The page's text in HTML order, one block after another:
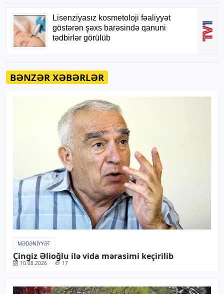
BƏNZƏR XƏBƏRLƏR
MƏDƏNIYYƏT
Çingiz Əlioğlu ilə vida mərasimi keçirilib
10.08.2026 17